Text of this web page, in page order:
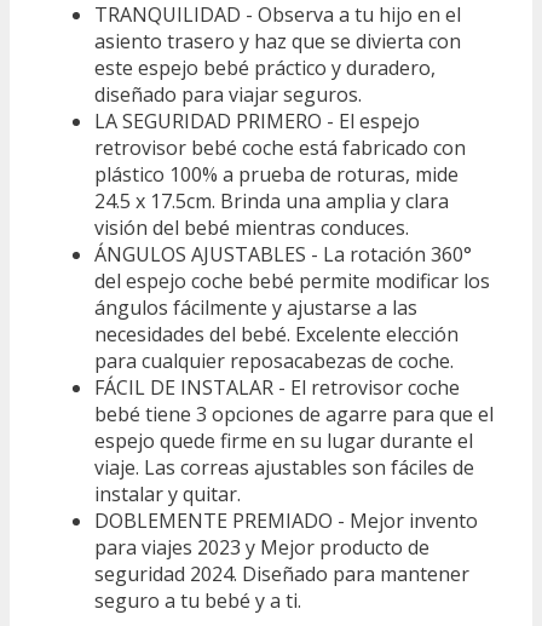
TRANQUILIDAD - Observa a tu hijo en el
asiento trasero y haz que se divierta con
este espejo bebé práctico y duradero,
diseñado para viajar seguros.
LA SEGURIDAD PRIMERO - El espejo
retrovisor bebé coche está fabricado con
plástico 100% a prueba de roturas, mide
24.5 x 17.5cm. Brinda una amplia y clara
visión del bebé mientras conduces.
ÁNGULOS AJUSTABLES - La rotación 360°
del espejo coche bebé permite modificar los
ángulos fácilmente y ajustarse a las
necesidades del bebé. Excelente elección
para cualquier reposacabezas de coche.
FÁCIL DE INSTALAR - El retrovisor coche
bebé tiene 3 opciones de agarre para que el
espejo quede firme en su lugar durante el
viaje. Las correas ajustables son fáciles de
instalar y quitar.
DOBLEMENTE PREMIADO - Mejor invento
para viajes 2023 y Mejor producto de
seguridad 2024. Diseñado para mantener
seguro a tu bebé y a ti.